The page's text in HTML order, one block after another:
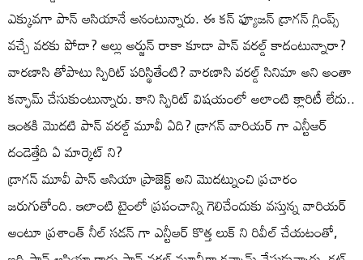
ఎక్కువగా పాన్ ఆసియానే అనంటున్నారు. ఈ కన్ ఫ్యూజన్ డ్రాగన్ గ్లింప్స్
వచ్చే వరకు పోదా? అల్లు అర్జున్ రాకా కూడా పాన్ వరల్డ్ కాదంటున్నారా?
వారణాసి తోపాటు స్పిరిట్ పరిస్థితేంటి? వారణాసి వరల్డ్ సినిమా అని అంతా
కన్ఫామ్ చేసుకుంటున్నారు. కాని స్పిరిట్ విషయంలో అలాంటి క్లారిటీ లేదు..
ఇంతకి మొదటి పాన్ వరల్డ్ మూవీ ఏది? డ్రాగన్ వారియర్ గా ఎన్టీఆర్
దండెత్తేది ఏ మార్కెట్ ని?
డ్రాగన్ మూవీ పాన్ ఆసియా ప్రాజెక్ట్ అని మొదట్నుంచి ప్రచారం
జరుగుతోంది. ఇలాంటి టైంలో ప్రపంచాన్ని గెలిచేందుకు వస్తున్న వారియర్
అంటూ ప్రశాంత్ నీల్ సడన్ గా ఎన్టీఆర్ కొత్త లుక్ ని రివీల్ చేయటంతో,